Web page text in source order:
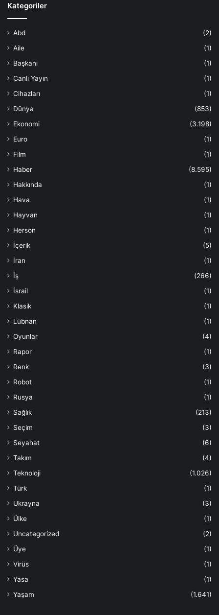
Kategoriler
Abd
(2)
Aile
(1)
Başkanı
(1)
Canlı Yayın
(1)
Cihazları
(1)
Dünya
(853)
Ekonomi
(3.198)
Euro
(1)
Film
(1)
Haber
(8.595)
Hakkında
(1)
Hava
(1)
Hayvan
(1)
Herson
(1)
İçerik
(5)
İran
(1)
İş
(266)
İsrail
(1)
Klasik
(1)
Lübnan
(1)
Oyunlar
(4)
Rapor
(1)
Renk
(3)
Robot
(1)
Rusya
(1)
Sağlık
(213)
Seçim
(3)
Seyahat
(6)
Takım
(4)
Teknoloji
(1.026)
Türk
(1)
Ukrayna
(3)
Ülke
(1)
Uncategorized
(2)
Üye
(1)
Virüs
(1)
Yasa
(1)
Yaşam
(1.641)